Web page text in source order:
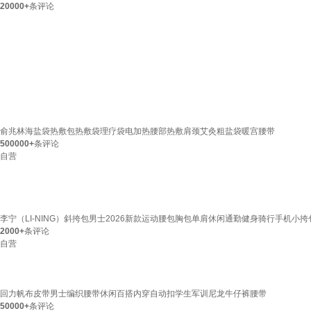
20000+条评论
俞兆林海盐袋热敷包热敷袋理疗袋电加热腰部热敷肩颈艾灸粗盐袋暖宫腰带
500000+条评论
自营
李宁（LI-NING）斜挎包男士2026新款运动腰包胸包单肩休闲通勤健身骑行手机小挎
2000+条评论
自营
回力帆布皮带男士编织腰带休闲百搭内穿自动扣学生军训尼龙牛仔裤腰带
50000+条评论